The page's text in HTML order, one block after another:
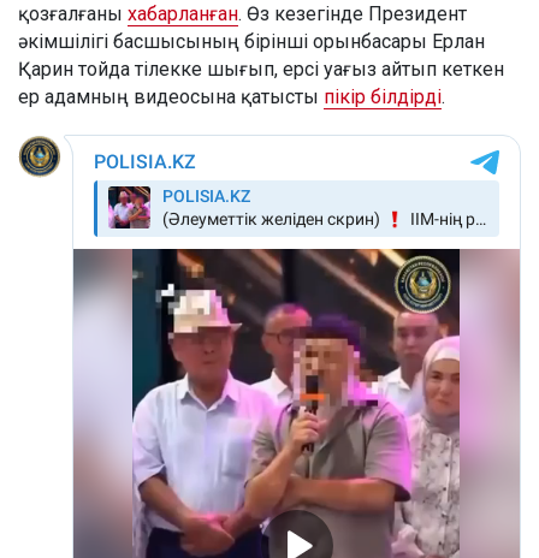
қозғалғаны хабарланған. Өз кезегінде Президент
әкімшілігі басшысының бірінші орынбасары Ерлан
Қарин тойда тілекке шығып, ерсі уағыз айтып кеткен
ер адамның видеосына қатысты пікір білдірді.